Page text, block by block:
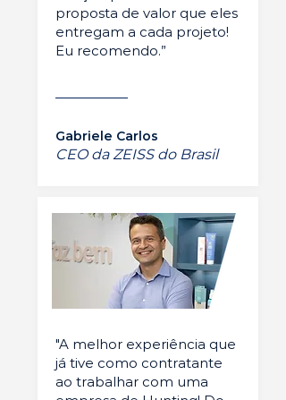
proposta de valor que eles
entregam a cada projeto!
Eu recomendo.”
Gabriele Carlos
CEO da ZEISS do Brasil
"A melhor experiência que
já tive como contratante
ao trabalhar com uma